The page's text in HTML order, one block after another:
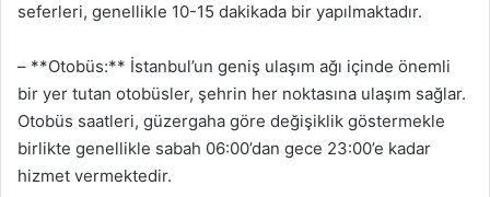
seferleri, genellikle 10-15 dakikada bir yapılmaktadır.
– **Otobüs:** İstanbul’un geniş ulaşım ağı içinde önemli
bir yer tutan otobüsler, şehrin her noktasına ulaşım sağlar.
Otobüs saatleri, güzergaha göre değişiklik göstermekle
birlikte genellikle sabah 06:00’dan gece 23:00’e kadar
hizmet vermektedir.